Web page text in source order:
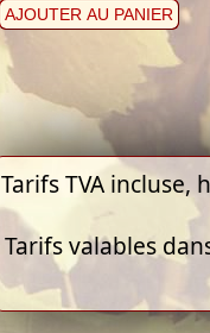
AJOUTER AU PANIER
Tarifs TVA
Tarifs valables